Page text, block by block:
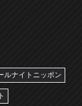
ルナイトニッポン